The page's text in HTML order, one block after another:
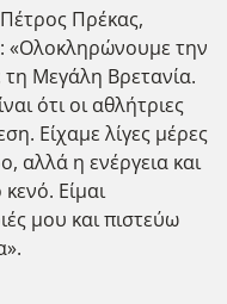
Πρέκας,
«Ολοκληρώνουμε την
τη Μεγάλη Βρετανία.
ότι οι αθλήτριες
Είχαμε λίγες μέρες
αλλά η ενέργεια και
Είμαι
μου και πιστεύω